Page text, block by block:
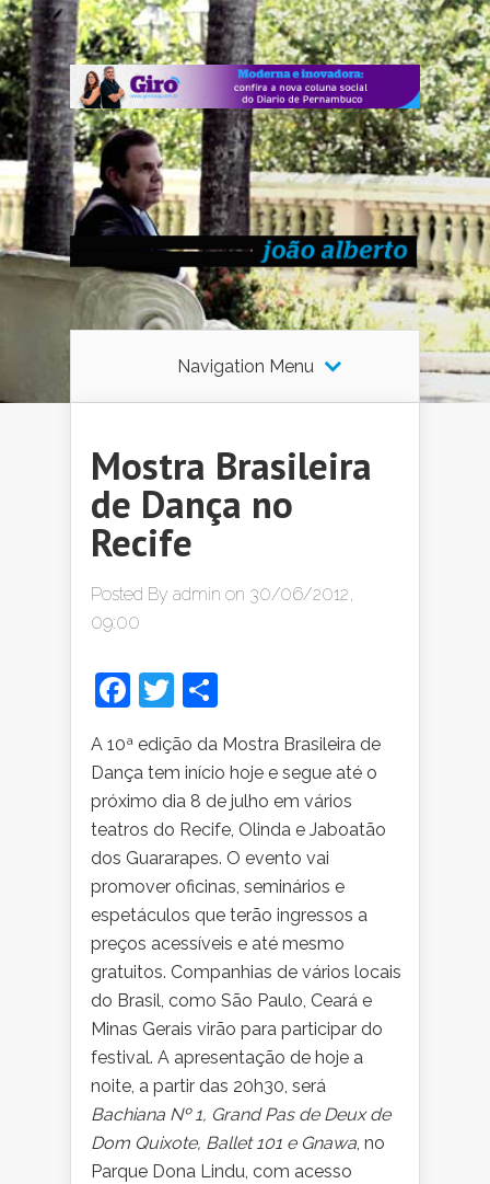
Navigation Menu
Mostra Brasileira
de Dança no
Recife
Posted By admin on 30/06/2012,
09:00
Facebook
Twitter
A 10ª edição da Mostra Brasileira de
Dança tem início hoje e segue até o
próximo dia 8 de julho em vários
teatros do Recife, Olinda e Jaboatão
dos Guararapes. O evento vai
promover oficinas, seminários e
espetáculos que terão ingressos a
preços acessíveis e até mesmo
gratuitos. Companhias de vários locais
do Brasil, como São Paulo, Ceará e
Minas Gerais virão para participar do
festival. A apresentação de hoje a
noite, a partir das 20h30, será
Bachiana Nº 1, Grand Pas de Deux de
Dom Quixote, Ballet 101 e Gnawa, no
Parque Dona Lindu, com acesso